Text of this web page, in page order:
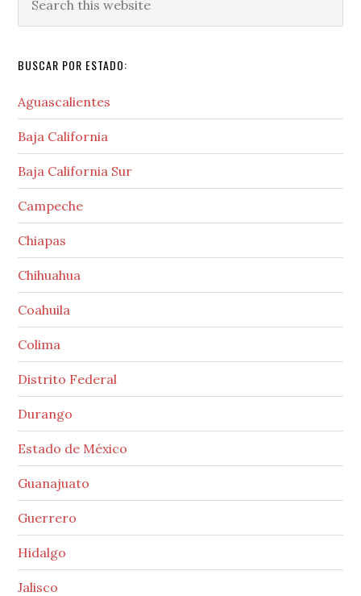
this
BUSCAR POR ESTADO:
Aguascalientes
Baja California
Baja California Sur
Campeche
Chiapas
Chihuahua
Coahuila
Colima
Distrito Federal
Durango
Estado de México
Guanajuato
Guerrero
Hidalgo
Jalisco